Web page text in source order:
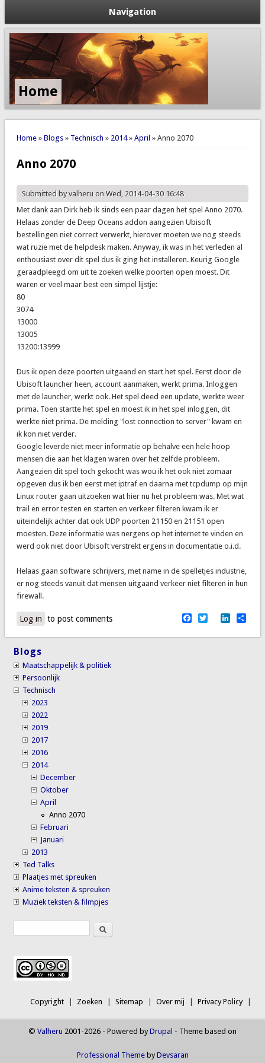
Navigation
Home
You are here
Home» Blogs» Technisch » 2014» April » Anno 2070
Anno 2070
Submitted byvalheruon Wed, 2014-04-30 16:48
Met dank aan Dirk heb ik sinds een paar dagen het spel Anno 2070.
Helaas zonder de Deep Oceans addon aangezien Ubisoft
bestellingen niet correct verwerkt, hierover moeten we nog steeds
wat ruzie met de helpdesk maken. Anyway, ik was in het verleden al
enthousiast over dit spel dus ik ging het installeren. Keurig Google
geraadpleegd om uit te zoeken welke poorten open moest. Dit
waren er veel maar best een simpel lijstje:
80
3074
13000
13005
13200:13999
Dus ik open deze poorten uitgaand en start het spel. Eerst door de
Ubisoft launcher heen, account aanmaken, werkt prima. Inloggen
met de launcher, werkt ook. Het spel deed een update, werkte weer
prima. Toen startte het spel en moest ik in het spel inloggen, dit
werkte niet prima. De melding "lost connection to server" kwam en
ik kon niet verder.
Google leverde niet meer informatie op behalve een hele hoop
mensen die aan het klagen waren over het zelfde probleem.
Aangezien dit spel toch gekocht was wou ik het ook niet zomaar
opgeven dus ik ben eerst met iptraf en daarna met tcpdump op mijn
Linux router gaan uitzoeken wat hier nu het probleem was. Met wat
trail en error testen en starten en verkeer filteren kwam ik er
uiteindelijk achter dat ook UDP poorten 21150 en 21151 open
moesten. Deze informatie was nergens op het internet te vinden en
werd ook niet door Ubisoft verstrekt ergens in documentatie o.i.d.
Helaas gaan software schrijvers, met name in de spelletjes industrie,
er nog steeds vanuit dat mensen uitgaand verkeer niet filteren in hun
firewall.
Facebook
Twitter
Log in to post comments
Blogs
Maatschappelijk & politiek
Persoonlijk
Technisch
2023
2022
2019
2017
2016
2014
December
Oktober
April
Anno 2070
Februari
Januari
2013
Ted Talks
Plaatjes met spreuken
Anime teksten & spreuken
Muziek teksten & filmpjes
Search formSearch
Copyright Zoeken Sitemap Over mij Privacy Policy
© Valheru 2001-2026 - Powered byDrupal - Theme based on
Professional ThemebyDevsaran